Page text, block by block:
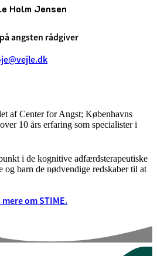
Holm Jensen
angsten rådgiver
af Center for Angst; Københavns
10 års erfaring som specialister i
i de kognitive adfærdsterapeutiske
barn de nødvendige redskaber til at
om STIME.